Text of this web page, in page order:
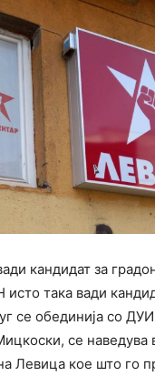
кандидат за
така вади
се обединија со
се наведува
Левица кое што го